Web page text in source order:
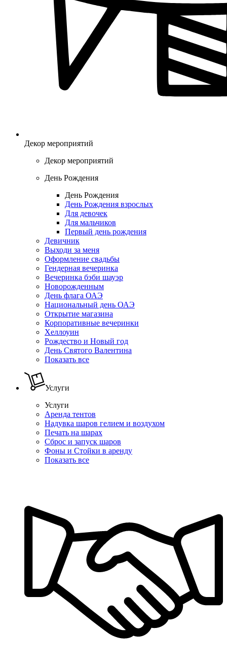
Декор мероприятий
Декор мероприятий
День Рождения
День Рождения
День Рождения взрослых
Для девочек
Для мальчиков
Первый день рождения
Девичник
Выходи за меня
Оформление свадьбы
Гендерная вечеринка
Вечеринка бэби шауэр
Новорожденным
День флага ОАЭ
Национальный день ОАЭ
Открытие магазина
Корпоративные вечеринки
Хеллоуин
Рождество и Новый год
День Святого Валентина
Показать все
Услуги
Услуги
Аренда тентов
Надувка шаров гелием и воздухом
Печать на шарах
Сброс и запуск шаров
Фоны и Стойки в аренду
Показать все